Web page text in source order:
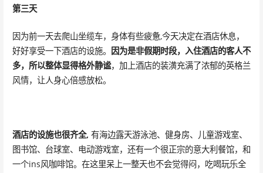
第三天
因为前一天去爬山坐缆车，身体有些疲惫,今天决定在酒店休息，
好好享受一下酒店的设施。 因为是非假期时段，入住酒店的客人不
多，所以整体显得格外静谧，加上酒店的装潢充满了浓郁的英格兰
风情，让人身心倍感放松。
酒店的设施也很齐全, 有海边露天游泳池、健身房、儿童游戏室、
图书馆、台球室、电动游戏室，还有一个很正宗的意大利餐馆，和
一个ins风咖啡馆。在这里呆上一整天也不会觉得闷，吃喝玩乐全